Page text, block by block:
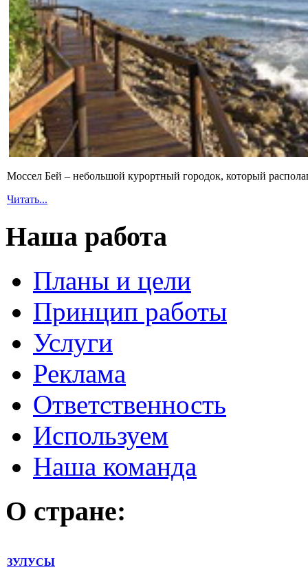
Моссел Бей – небольшой курортный городок, который
Читать...
Наша работа
Планы и цели
Принцип работы
Услуги
Реклама
Ответственность
Используем
Наша команда
О стране:
ЗУЛУСЫ